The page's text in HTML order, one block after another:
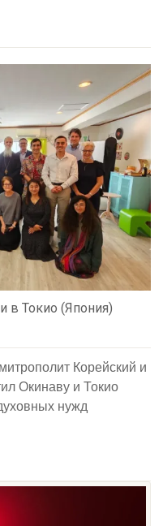
в Токио (Япония)
Корейский и
Окинаву и Токио
нужд